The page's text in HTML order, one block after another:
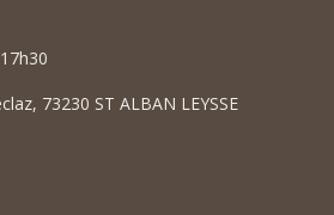
73230 ST ALBAN LEYSSE